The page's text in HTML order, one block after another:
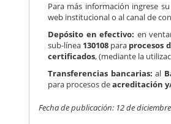
Para más información ingrese
web institucional o al canal de
Depósito en efectivo: en
sub-línea 130108 para procesos
certificados, (mediante la
Transferencias bancarias: al
para procesos deacreditación
Fecha de publicación: 12 de